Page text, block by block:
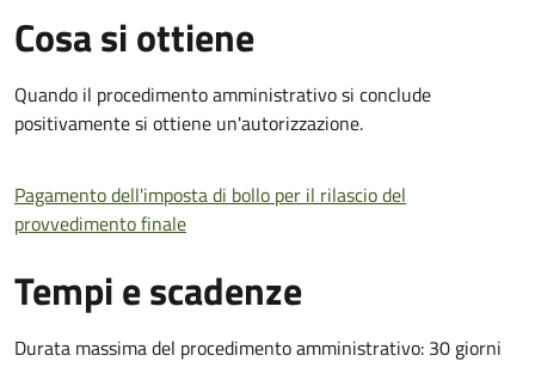
Cosa si ottiene
Quando il procedimento amministrativo si conclude
positivamente si ottiene un'autorizzazione.
Pagamento dell'imposta di bollo per il rilascio del
provvedimento finale
Tempi e scadenze
Durata massima del procedimento amministrativo: 30 giorni